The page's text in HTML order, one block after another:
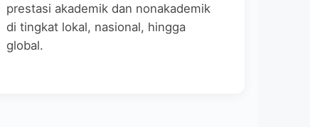
prestasi akademik dan nonakademik
di tingkat lokal, nasional, hingga
global.